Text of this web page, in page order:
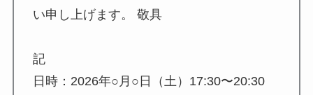
い申し上げます。 敬具
記
日時：2026年○月○日（土）17:30〜20:30